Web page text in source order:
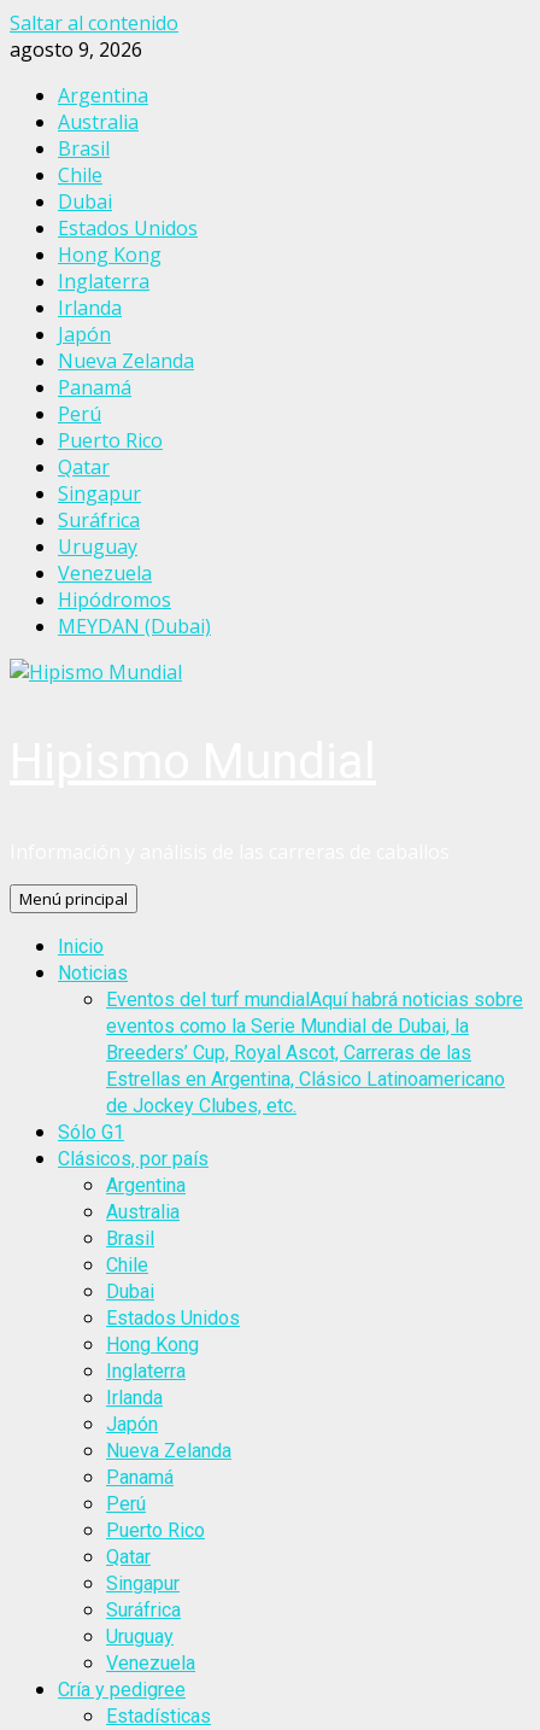
Saltar al contenido
agosto 9, 2026
Argentina
Australia
Brasil
Chile
Dubai
Estados Unidos
Hong Kong
Inglaterra
Irlanda
Japón
Nueva Zelanda
Panamá
Perú
Puerto Rico
Qatar
Singapur
Suráfrica
Uruguay
Venezuela
Hipódromos
MEYDAN (Dubai)
Menú principal
Inicio
Noticias
Eventos del turf mundialAquí habrá noticias sobre
eventos como la Serie Mundial de Dubai, la
Breeders’ Cup, Royal Ascot, Carreras de las
Estrellas en Argentina, Clásico Latinoamericano
de Jockey Clubes, etc.
Sólo G1
Clásicos, por país
Argentina
Australia
Brasil
Chile
Dubai
Estados Unidos
Hong Kong
Inglaterra
Irlanda
Japón
Nueva Zelanda
Panamá
Perú
Puerto Rico
Qatar
Singapur
Suráfrica
Uruguay
Venezuela
Cría y pedigree
Estadísticas